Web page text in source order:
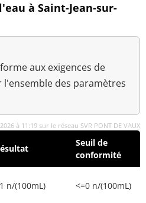
à Saint-Jean-sur-
aux exigences de
des paramètres
à 11:19 sur le réseau SVR PONT DE VAUX
Seuil de
conformité
n/(100mL) <=0 n/(100mL)